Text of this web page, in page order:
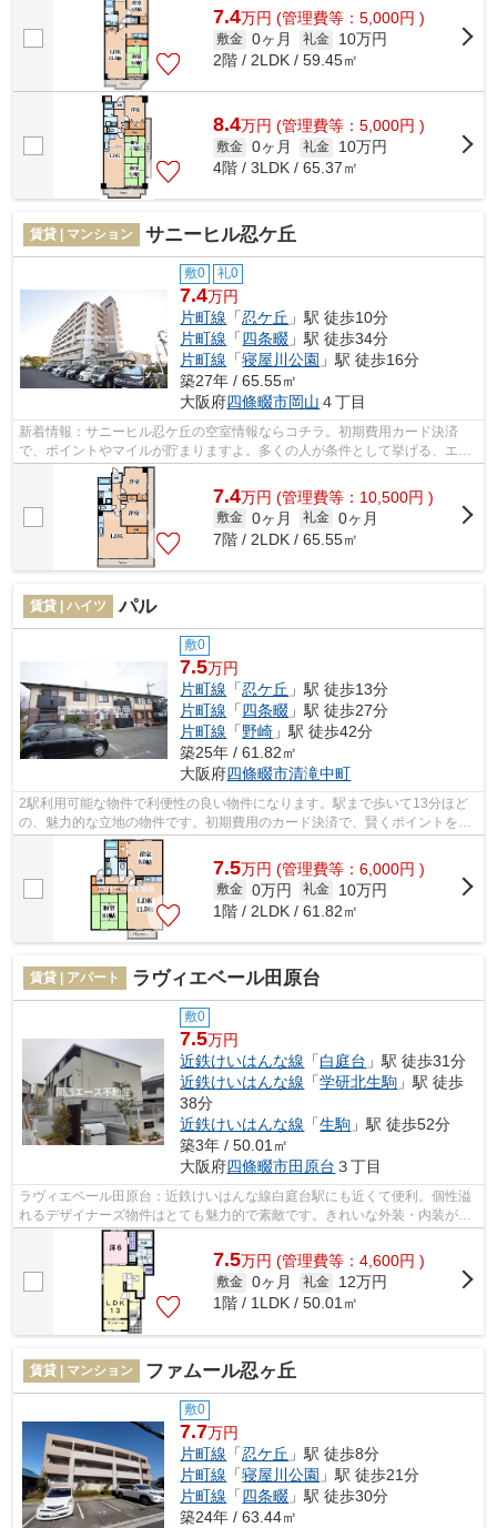
7.4万円 (管理費等：5,000円 )
敷金 0ヶ月 礼金
10万円
2階 / 2LDK / 59.45㎡
8.4万円 (管理費等：5,000円 )
敷金 0ヶ月 礼金
10万円
4階 / 3LDK / 65.37㎡
賃貸 | マンション サニーヒル忍ケ丘
敷0 礼0
7.4万円
片町線 「忍ケ丘 」駅 徒歩10分
片町線 「四条畷 」駅 徒歩34分
片町線 「寝屋川公園 」駅 徒歩16分
築27年 / 65.55㎡
大阪府四條畷市岡山 ４丁目
新着情報：サニーヒル忍ケ丘の空室情報ならコチラ。初期費用カード決済
で、ポイントやマイルが貯まりますよ。多くの人が条件として挙げる、エレ
ベーター付き物件です。造りとデザイン...
7.4万円 (管理費等：10,500円 )
敷金 0ヶ月 礼金 0ヶ月
7階 / 2LDK / 65.55㎡
賃貸 | ハイツ パル
敷0
7.5万円
片町線 「忍ケ丘 」駅 徒歩13分
片町線 「四条畷 」駅 徒歩27分
片町線 「野崎 」駅 徒歩42分
築25年 / 61.82㎡
大阪府四條畷市清滝中町
2駅利用可能な物件で利便性の良い物件になります。駅まで歩いて13分ほど
の、魅力的な立地の物件です。初期費用のカード決済で、賢くポイントを貯
めませんか。関西エース不動産 東大阪...
7.5万円 (管理費等：6,000円 )
敷金 0万円 礼金
10万円
1階 / 2LDK / 61.82㎡
賃貸 | アパート ラヴィエベール田原台
敷0
7.5万円
近鉄けいはんな線 「白庭台 」駅 徒歩31分
近鉄けいはんな線 「学研北生駒 」駅 徒歩
38分
近鉄けいはんな線 「生駒 」駅 徒歩52分
築3年 / 50.01㎡
大阪府四條畷市田原台 ３丁目
ラヴィエベール田原台：近鉄けいはんな線白庭台駅にも近くて便利。個性溢
れるデザイナーズ物件はとても魅力的で素敵です。きれいな外装・内装がポ
イント。初期費用はカードで決済いた...
7.5万円 (管理費等：4,600円 )
敷金 0ヶ月 礼金
12万円
1階 / 1LDK / 50.01㎡
賃貸 | マンション ファムール忍ヶ丘
敷0
7.7万円
片町線 「忍ケ丘 」駅 徒歩8分
片町線 「寝屋川公園 」駅 徒歩21分
片町線 「四条畷 」駅 徒歩30分
築24年 / 63.44㎡